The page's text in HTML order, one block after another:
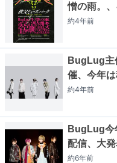
憎の雨。
約4年前
BugLug主
催、今年
約4年前
BugLug今
配信、大
約6年前